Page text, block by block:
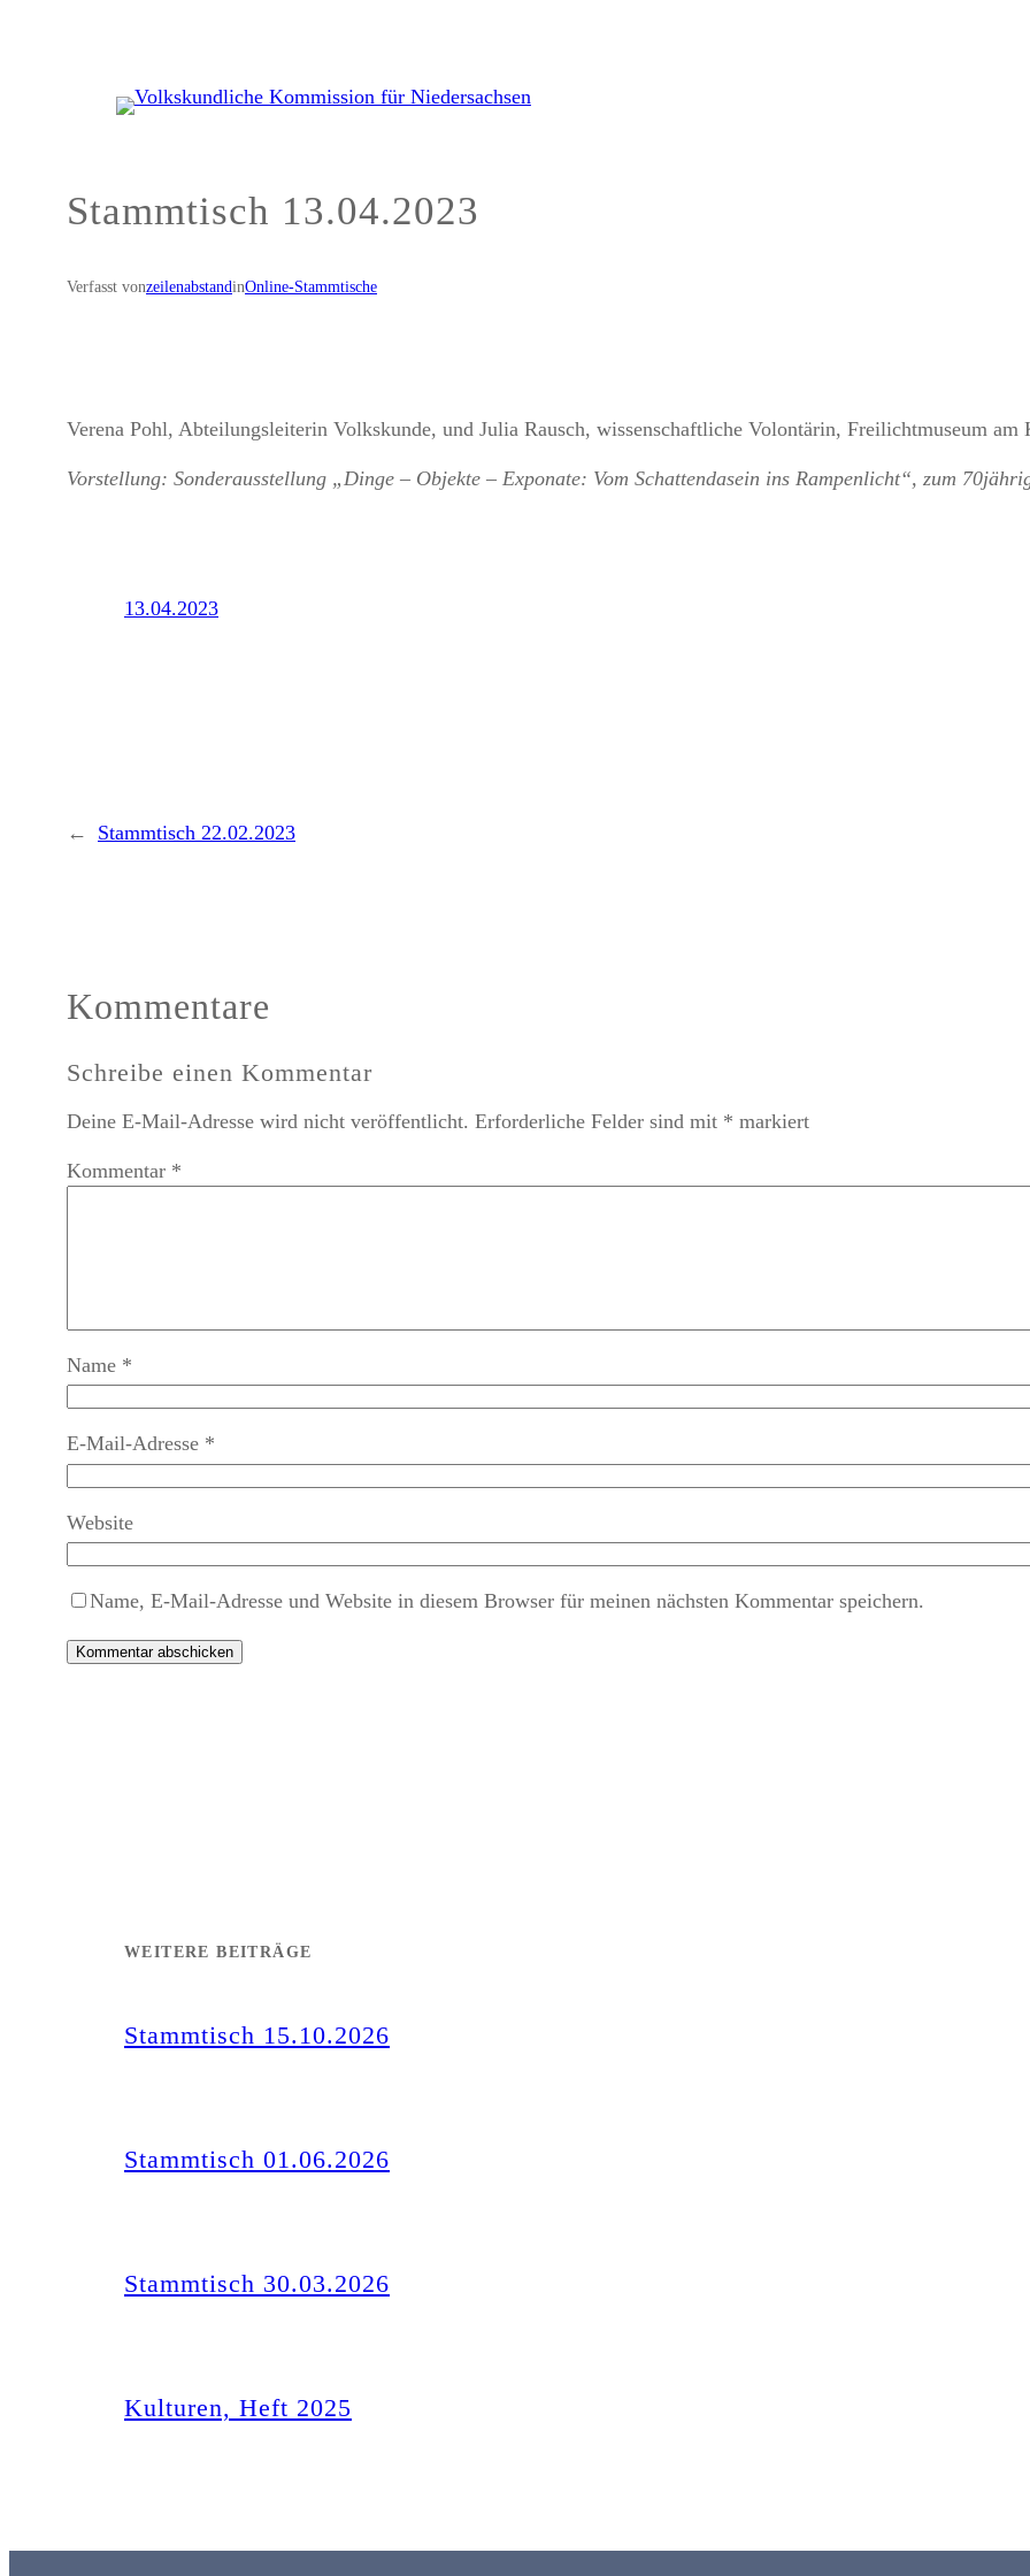
Stammtisch 13.04.2023
Verfasst vonzeilenabstandinOnline-Stammtische
Verena Pohl, Abteilungsleiterin Volkskunde, und Julia Rausch, wissenschaftliche Volontärin, Freilichtmuseum am
Vorstellung: Sonderausstellung „Dinge – Objekte – Exponate: Vom Schattendasein ins Rampenlicht“, zum
13.04.2023
← Stammtisch 22.02.2023
Kommentare
Schreibe einen Kommentar
Deine E-Mail-Adresse wird nicht veröffentlicht. Erforderliche Felder sind mit * markiert
Kommentar *
Name *
E-Mail-Adresse *
Website
Name, E-Mail-Adresse und Website in diesem Browser für meinen nächsten Kommentar speichern.
WEITERE BEITRÄGE
Stammtisch 15.10.2026
Stammtisch 01.06.2026
Stammtisch 30.03.2026
Kulturen, Heft 2025